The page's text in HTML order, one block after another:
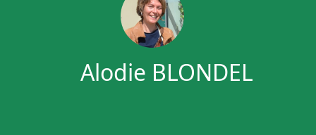
Alodie BLONDEL